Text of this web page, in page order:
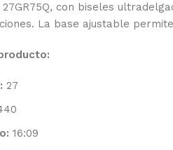
con biseles
La base ajustable
27
16:09